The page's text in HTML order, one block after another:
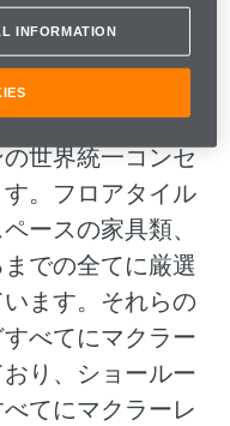
マクラーレン大
クラーレンショ
世界統一コンセ
。フロアタイル
ースの家具類、
での全てに厳選
ます。それらの
べてにマクラー
り、ショールー
てにマクラーレ
INFORMATION